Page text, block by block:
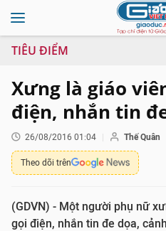
TIÊU ĐIỂM
Xưng là giáo
điện, nhắn tin
26/08/2016 01:04 Thế Quân
Theo dõi trên
(GDVN) - Một người phụ nữ
gọi điện, nhắn tin đe dọa,